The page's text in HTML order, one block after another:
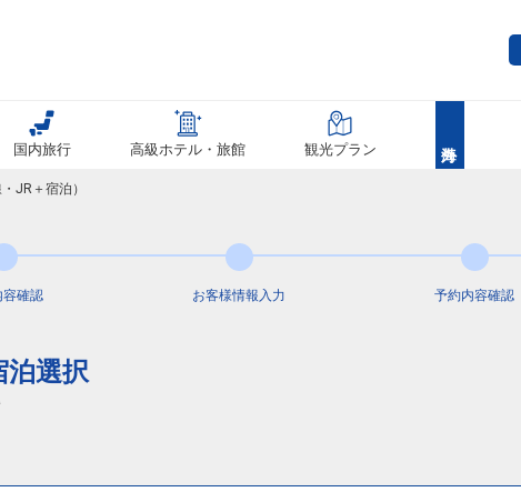
国内旅行 高級ホテル・旅館 観光プラン
JR＋宿泊）
容確認 お客様情報 入力 予約内容確認
泊選択